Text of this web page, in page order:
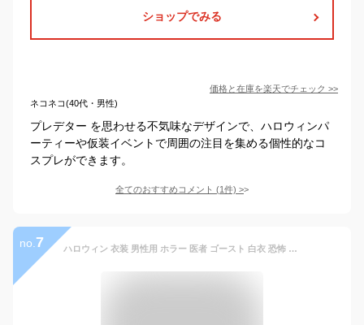
ショップでみる
価格と在庫を楽天でチェック >>
ネコネコ(40代・男性)
プレデター を思わせる不気味なデザインで、ハロウィンパ
ーティーや仮装イベントで周囲の注目を集める個性的なコ
スプレができます。
全てのおすすめコメント (1件) >
no. 7 ハロウィン 衣装 男性用 ホラー 医者 ゴースト 白衣 恐怖 大人用 コスプレ衣装 血まみれ ゾンビ コスチューム 仮装 変装 ハロウィン衣装 パーティー イベント 幽霊 ハロウィーン ゾンビ医者 舞台 演出服 ステージ 衣装 ブルーの聴診器付